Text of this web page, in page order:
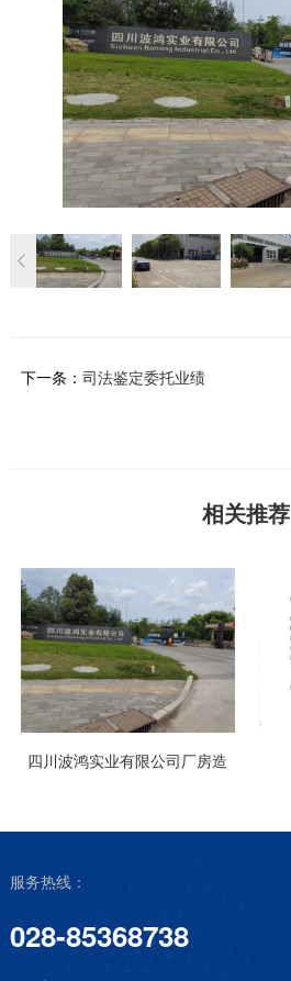
下一条： 司法鉴定委托业绩
相关推荐
四川波鸿实业有限公司厂房造
服务热线：
028-85368738